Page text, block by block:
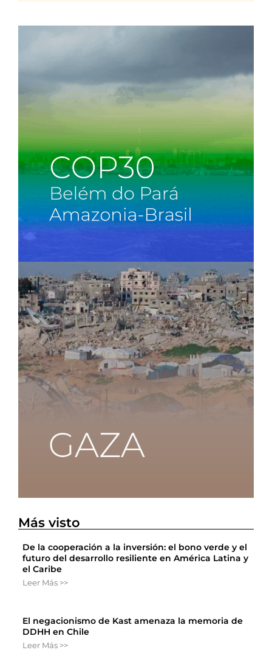
Más visto
De la cooperación a la inversión: el bono verde y el
futuro del desarrollo resiliente en América Latina y
el Caribe
Leer Más >>
El negacionismo de Kast amenaza la memoria de
DDHH en Chile
Leer Más >>